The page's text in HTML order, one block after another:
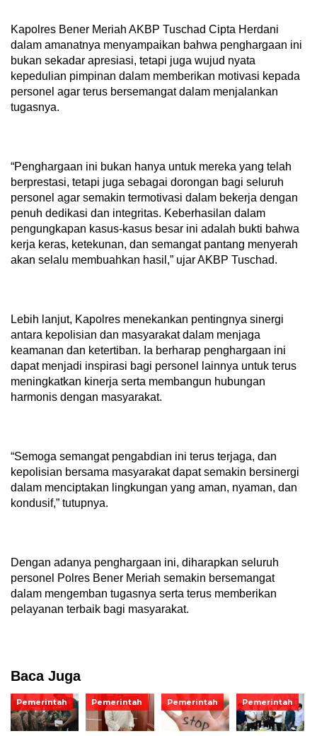
Kapolres Bener Meriah AKBP Tuschad Cipta Herdani
dalam amanatnya menyampaikan bahwa penghargaan ini
bukan sekadar apresiasi, tetapi juga wujud nyata
kepedulian pimpinan dalam memberikan motivasi kepada
personel agar terus bersemangat dalam menjalankan
tugasnya.
“Penghargaan ini bukan hanya untuk mereka yang telah
berprestasi, tetapi juga sebagai dorongan bagi seluruh
personel agar semakin termotivasi dalam bekerja dengan
penuh dedikasi dan integritas. Keberhasilan dalam
pengungkapan kasus-kasus besar ini adalah bukti bahwa
kerja keras, ketekunan, dan semangat pantang menyerah
akan selalu membuahkan hasil,” ujar AKBP Tuschad.
Lebih lanjut, Kapolres menekankan pentingnya sinergi
antara kepolisian dan masyarakat dalam menjaga
keamanan dan ketertiban. Ia berharap penghargaan ini
dapat menjadi inspirasi bagi personel lainnya untuk terus
meningkatkan kinerja serta membangun hubungan
harmonis dengan masyarakat.
“Semoga semangat pengabdian ini terus terjaga, dan
kepolisian bersama masyarakat dapat semakin bersinergi
dalam menciptakan lingkungan yang aman, nyaman, dan
kondusif,” tutupnya.
Dengan adanya penghargaan ini, diharapkan seluruh
personel Polres Bener Meriah semakin bersemangat
dalam mengemban tugasnya serta terus memberikan
pelayanan terbaik bagi masyarakat.
Baca Juga
Pemerintah Pemerintah Pemerintah Pemerintah